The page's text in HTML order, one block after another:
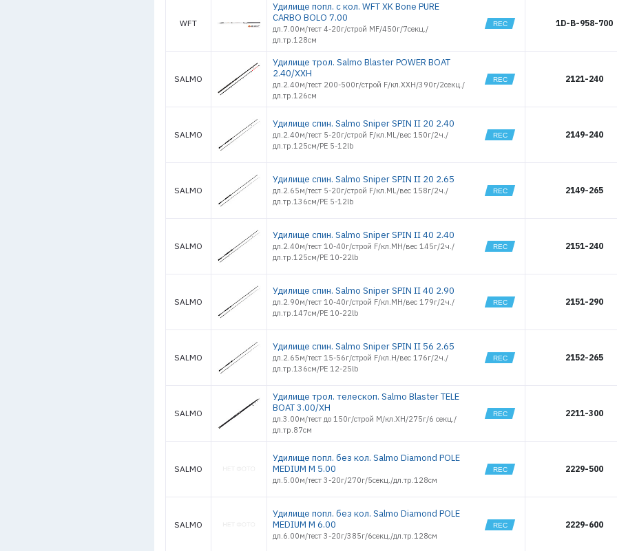
WFT
Удилище попл. с кол. WFT XK Bone PURE
CARBO BOLO 7.00
дл.7.00м/тест 4-20г/строй MF/450г/7секц./
дл.тр.128см
1D-B-958-700
SALMO
Удилище трол. Salmo Blaster POWER BOAT
2.40/XXH
дл.2.40м/тест 200-500г/строй F/кл.XXH/390г/2секц./
дл.тр.126см
2121-240
SALMO
Удилище спин. Salmo Sniper SPIN II 20 2.40
дл.2.40м/тест 5-20г/строй F/кл.ML/вес 150г/2ч./
дл.тр.125см/PE 5-12lb
2149-240
SALMO
Удилище спин. Salmo Sniper SPIN II 20 2.65
дл.2.65м/тест 5-20г/строй F/кл.ML/вес 158г/2ч./
дл.тр.136см/PE 5-12lb
2149-265
SALMO
Удилище спин. Salmo Sniper SPIN II 40 2.40
дл.2.40м/тест 10-40г/строй F/кл.MH/вес 145г/2ч./
дл.тр.125см/PE 10-22lb
2151-240
SALMO
Удилище спин. Salmo Sniper SPIN II 40 2.90
дл.2.90м/тест 10-40г/строй F/кл.MH/вес 179г/2ч./
дл.тр.147см/PE 10-22lb
2151-290
SALMO
Удилище спин. Salmo Sniper SPIN II 56 2.65
дл.2.65м/тест 15-56г/строй F/кл.H/вес 176г/2ч./
дл.тр.136см/PE 12-25lb
2152-265
SALMO
Удилище трол. телескоп. Salmo Blaster TELE
BOAT 3.00/XH
дл.3.00м/тест до 150г/строй M/кл.XH/275г/6 секц./
дл.тр.87см
2211-300
SALMO
Удилище попл. без кол. Salmo Diamond POLE
MEDIUM M 5.00
дл.5.00м/тест 3-20г/270г/5секц./дл.тр.128см
2229-500
SALMO
Удилище попл. без кол. Salmo Diamond POLE
MEDIUM M 6.00
дл.6.00м/тест 3-20г/385г/6секц./дл.тр.128см
2229-600